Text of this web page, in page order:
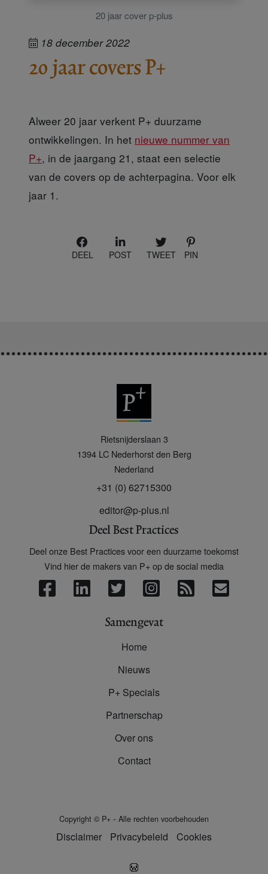
20 jaar cover p-plus
18 december 2022
20 jaar covers P+
Alweer 20 jaar verkent P+ duurzame
ontwikkelingen. In het nieuwe nummer van
P+, in de jaargang 21, staat een selectie
van de covers op de achterpagina. Voor elk
jaar 1.
DEEL POST TWEET PIN
Rietsnijderslaan 3
1394 LC Nederhorst den Berg
Nederland
+31 (0) 62715300
editor@p-plus.nl
Deel Best Practices
Deel onze Best Practices voor een duurzame toekomst
Vind hier de makers van P+ op de social media
Samengevat
Home
Nieuws
P+ Specials
Partnerschap
Over ons
Contact
Copyright © P+ - Alle rechten voorbehouden
Disclaimer Privacybeleid Cookies